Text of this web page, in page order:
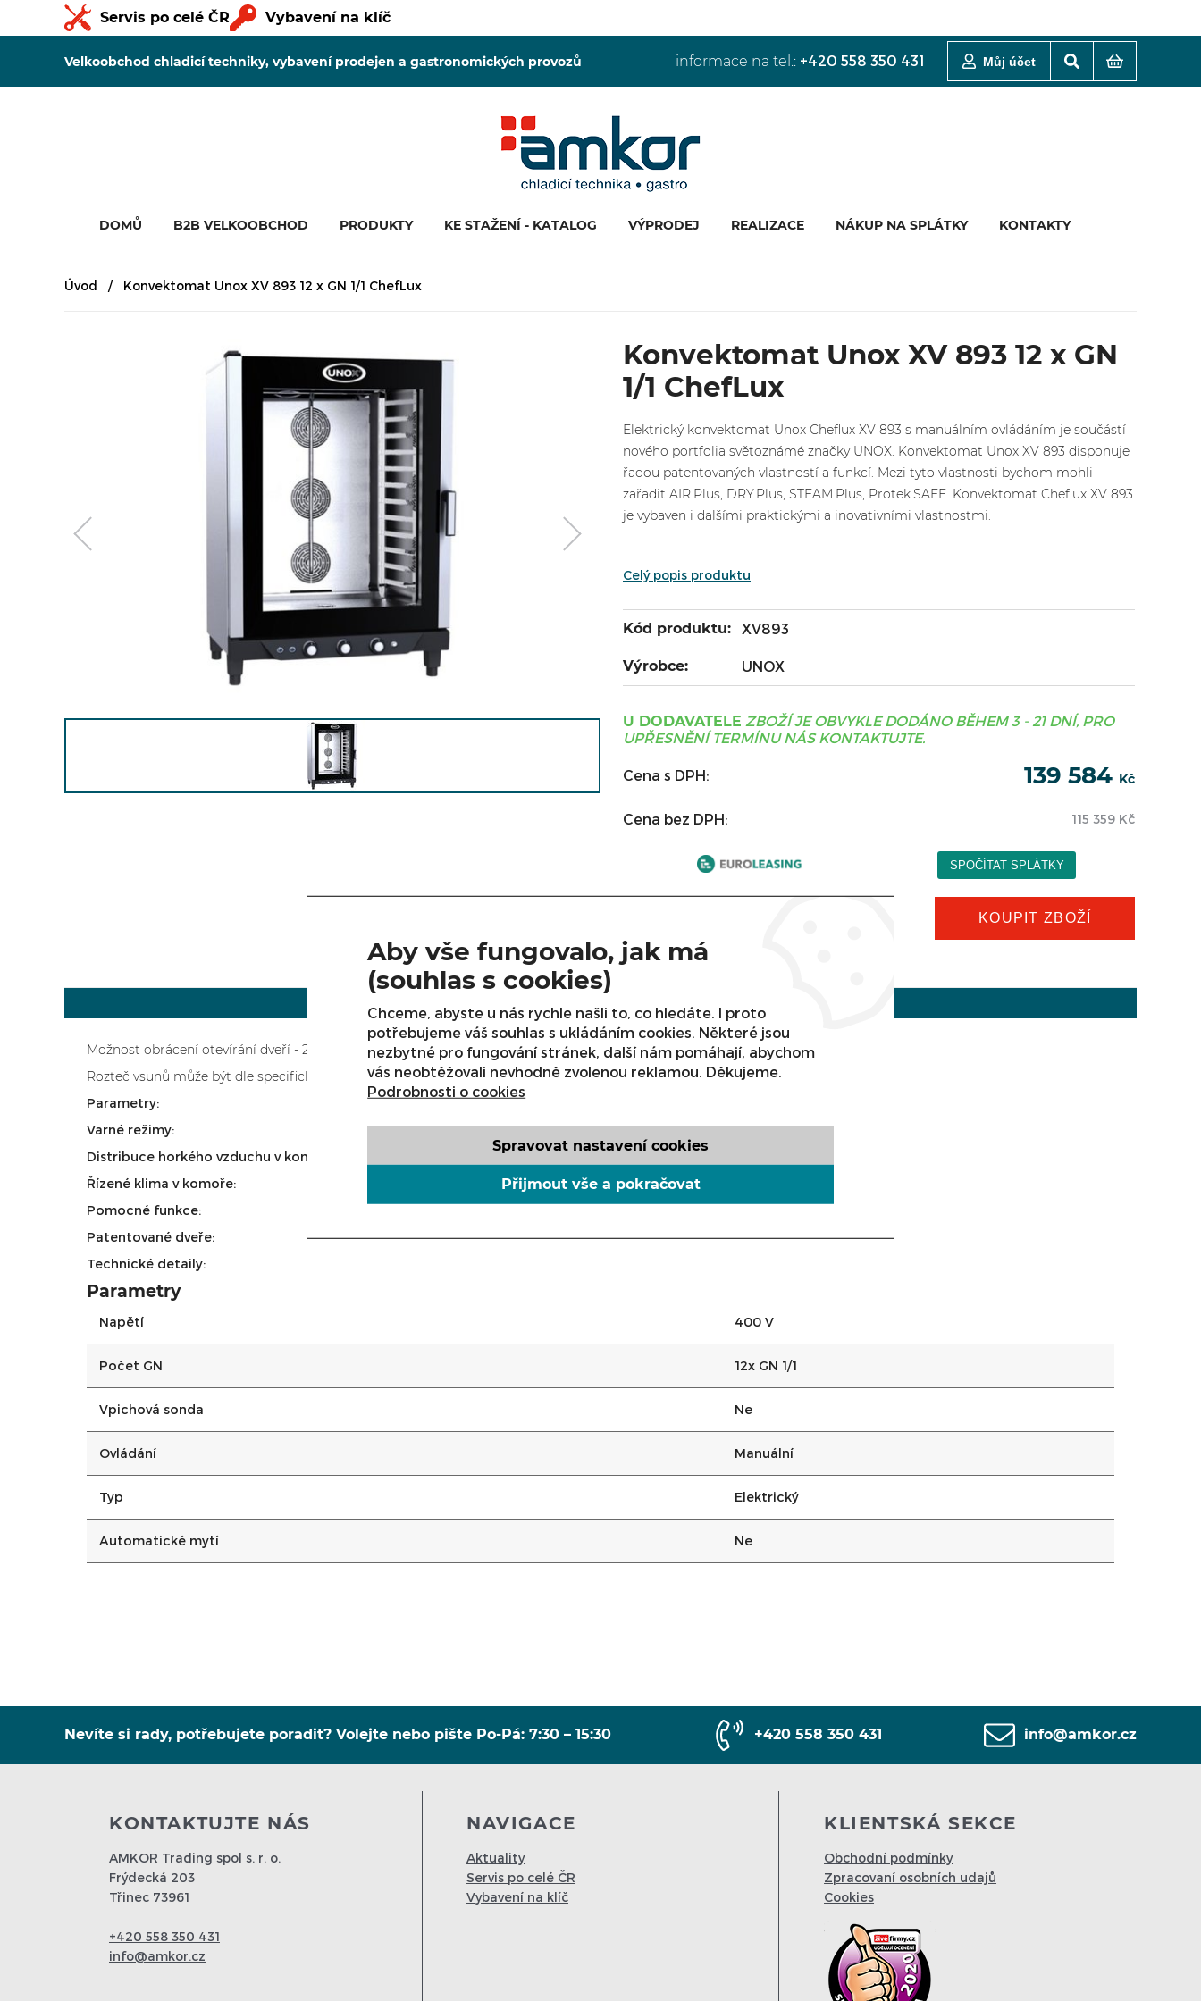
Servis po celé ČR Vybavení na klíč
Velkoobchod chladicí techniky, vybavení prodejen a gastronomických provozů informace na tel.: +420 558 350 431 Můj účet
DOMŮ B2B VELKOOBCHOD PRODUKTY KE STAŽENÍ - KATALOG VÝPRODEJ REALIZACE NÁKUP NA SPLÁTKY KONTAKTY
Úvod Konvektomat Unox XV 893 12 x GN 1/1 ChefLux
Konvektomat Unox XV 893 12 x GN
1/1 ChefLux
Elektrický konvektomat Unox Cheflux XV 893 s manuálním ovládáním je součástí
nového portfolia světoznámé značky UNOX. Konvektomat Unox XV 893 disponuje
řadou patentovaných vlastností a funkcí. Mezi tyto vlastnosti bychom mohli
zařadit AIR.Plus, DRY.Plus, STEAM.Plus, Protek.SAFE. Konvektomat Cheflux XV 893
je vybaven i dalšími praktickými a inovativními vlastnostmi.
Celý popis produktu
Kód produktu: XV893
Výrobce: UNOX
U DODAVATELE ZBOŽÍ JE OBVYKLE DODÁNO BĚHEM 3 - 21 DNÍ, PRO
UPŘESNĚNÍ TERMÍNU NÁS KONTAKTUJTE.
Cena s DPH: 139 584 Kč
Cena bez DPH: 115 359 Kč
KOUPIT ZBOŽÍ
Možnost obrácení otevírání dveří - 2.000,-bez DPH
Rozteč vsunů může být dle specifických požadavků upravena za příplatek 5200,00 CZK
Parametry:
Varné režimy:
Distribuce horkého vzduchu v komoře:
Řízené klima v komoře:
Pomocné funkce:
Patentované dveře:
Technické detaily:
Parametry
Napětí 400 V
Počet GN 12x GN 1/1
Vpichová sonda Ne
Ovládání Manuální
Typ Elektrický
Automatické mytí Ne
Nevíte si rady, potřebujete poradit? Volejte nebo pište Po-Pá: 7:30 – 15:30 +420 558 350 431 info@amkor.cz
KONTAKTUJTE NÁS
AMKOR Trading spol s. r. o.
Frýdecká 203
Třinec 73961
+420 558 350 431
info@amkor.cz
NAVIGACE
Aktuality
Servis po celé ČR
Vybavení na klíč
KLIENTSKÁ SEKCE
Obchodní podmínky
Zpracovaní osobních udajů
Cookies
Aby vše fungovalo, jak má
(souhlas s cookies)
Chceme, abyste u nás rychle našli to, co hledáte. I proto
potřebujeme váš souhlas s ukládáním cookies. Některé jsou
nezbytné pro fungování stránek, další nám pomáhají, abychom
vás neobtěžovali nevhodně zvolenou reklamou. Děkujeme.
Podrobnosti o cookies
Spravovat nastavení cookies
Přijmout vše a pokračovat